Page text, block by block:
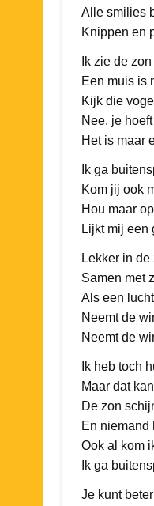
Alle smilies
Knippen en
Ik zie de
Een muis is
Kijk die
Nee, je
Het is maar
Ik ga
Kom jij ook
Hou maar
Lijkt mij een
Lekker in de
Samen met
Als een
Neemt de
Neemt de
Ik heb toch
Maar dat
De zon
En niemand
Ook al kom
Ik ga
Je kunt